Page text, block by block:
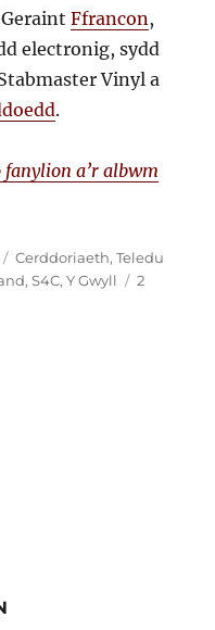
GeraintFfrancon,
electronig, sydd
Vinyl a
.
fanylion a’r albwm
Categorïau
Cerddoriaeth,Teledu
,S4C,Y Gwyll
2